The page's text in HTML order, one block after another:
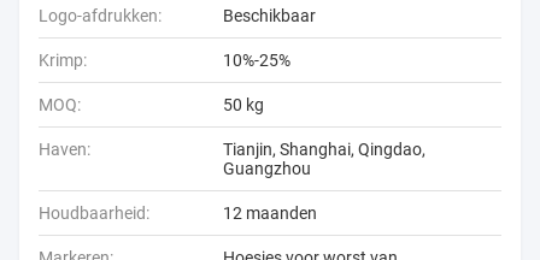
Logo-afdrukken: Beschikbaar
Krimp: 10%-25%
MOQ: 50 kg
Haven:
Tianjin, Shanghai, Qingdao,
Guangzhou
Houdbaarheid: 12 maanden